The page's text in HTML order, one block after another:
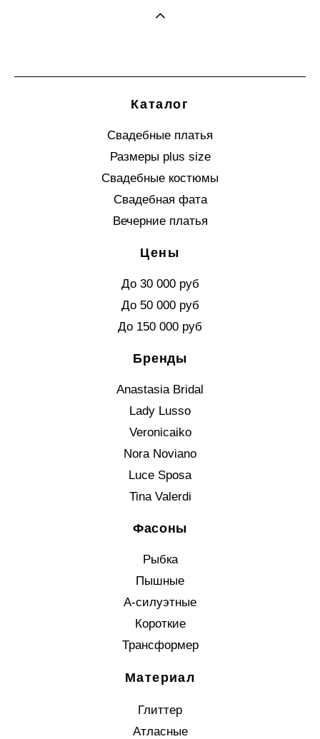
Каталог
Свадебные платья
Размеры plus size
Свадебные костюмы
Свадебная фата
Вечерние платья
Цены
До 30 000 руб
До 50 000 руб
До 150 000 руб
Бренды
Anastasia Bridal
Lady Lusso
Veronicaiko
Nora Noviano
Luce Sposa
Tina Valerdi
Фасоны
Рыбка
Пышные
А-силуэтные
Короткие
Трансформер
Материал
Глиттер
Атласные